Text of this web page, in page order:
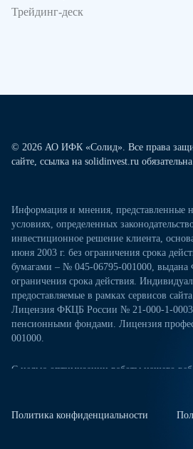
Трейдинг-деск
© 2026 АО ИФК «Солид». Все права
сайте, ссылка на solidinvest.ru
Информация и мнения, представленные
условиях, определенных
инвестиционное решение клиента,
июня 2003 г. без ограничения срока
бумагами – № 045-06795-001000, выдана
ограничения срока действия.
предоставляемые в рамках сервисов
Лицензия ФКЦБ России № 21-000-1-
пенсионными фондами. Лицензия
001000.
С целью оптимизации работы нашего
сайте. Куки-файлы — это небольшие
Политика конфиденциальности